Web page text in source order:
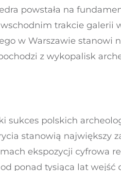
powstała na
trakcie galerii
w Warszawie stanowi
z wykopalisk
polskich
stanowią największy
ekspozycji cyfrowa
ponad tysiąca lat wejść